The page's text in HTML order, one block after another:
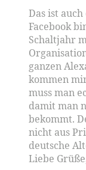
Das ist
Facebook
Schaltjahr
ganzen
kommen
muss man
damit man
bekommt.
nicht aus
deutsche
Liebe